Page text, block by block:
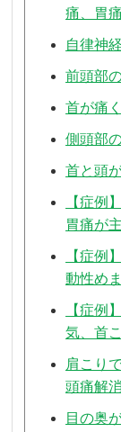
痛、胃
自律神
前頭部
首が痛
側頭部
首と頭
【症例
胃痛が
【症例
動性め
【症例
気、首
肩こり
頭痛解
目の奥